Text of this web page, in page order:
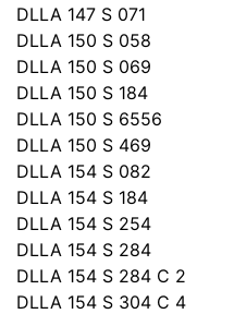
DLLA 147 S 071
DLLA 150 S 058
DLLA 150 S 069
DLLA 150 S 184
DLLA 150 S 6556
DLLA 150 S 469
DLLA 154 S 082
DLLA 154 S 184
DLLA 154 S 254
DLLA 154 S 284
DLLA 154 S 284 C 2
DLLA 154 S 304 C 4